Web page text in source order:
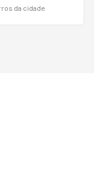
da cidade